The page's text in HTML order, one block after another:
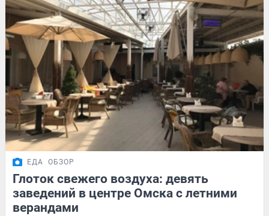
ЕДА ОБЗОР
Глоток свежего воздуха: девять
заведений в центре Омска с летними
верандами